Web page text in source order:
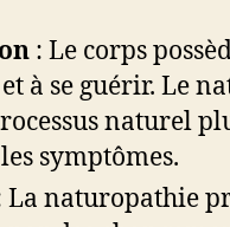
: Le corps
à se guérir. Le
naturel
symptômes.
La naturopathie